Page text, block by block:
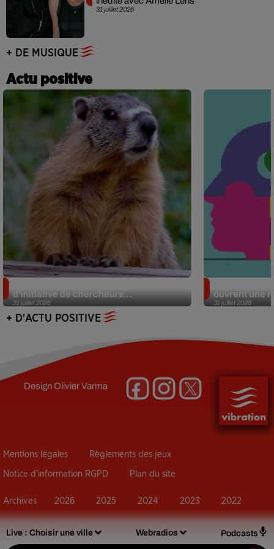
Live : Choisir une ville Webradios Podcasts
31 juillet 2026
+ DE MUSIQUE
Actu positive
31 juillet 2026
d’initiative de chercheurs...
31 juillet 2026
ouvrent une
+ D'ACTU POSITIVE
DesignOlivier Varma
Mentions légales Règlements des jeux
Notice d’information RGPD Plan du site
Archives 2026 2025 2024 2023 2022